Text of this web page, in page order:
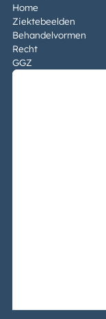
Home
Ziektebeelden
Behandelvormen
Recht
GGZ